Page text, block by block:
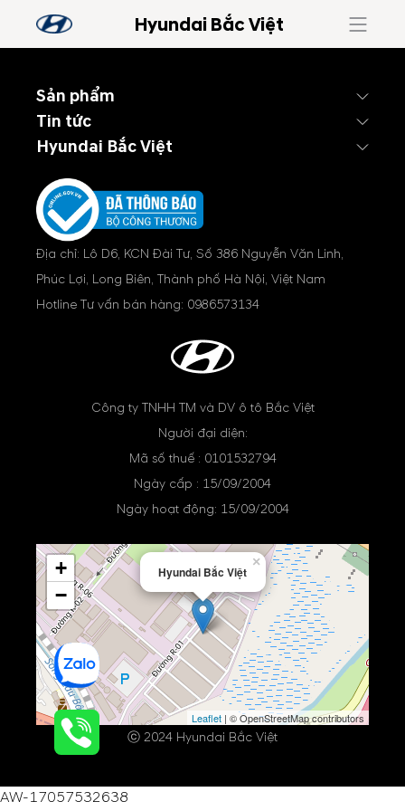
Hyundai Bắc Việt
Sản phẩm
Tin tức
Hyundai Bắc Việt
Địa chỉ: Lô D6, KCN Đài Tư, Số 386 Nguyễn Văn Linh,
Phúc Lợi, Long Biên, Thành phố Hà Nội, Việt Nam
Hotline Tư vấn bán hàng: 0986573134
Công ty TNHH TM và DV ô tô Bắc Việt
Người đại diện:
Mã số thuế : 0101532794
Ngày cấp : 15/09/2004
Ngày hoạt động: 15/09/2004
Hyundai Bắc Việt
×
+
−
Leaflet | © OpenStreetMap contributors
ⓒ 2024 Hyundai Bắc Việt
AW-17057532638